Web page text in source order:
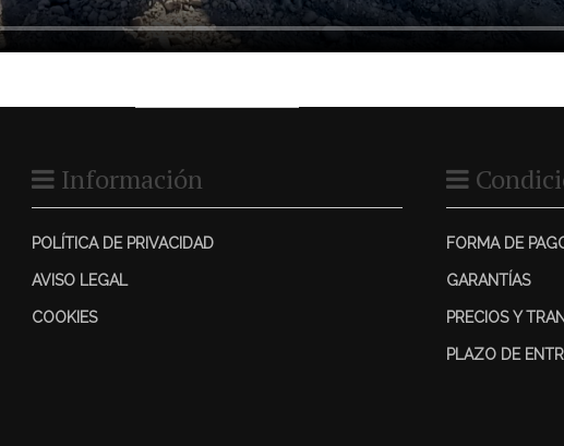
Información
POLÍTICA DE PRIVACIDAD
AVISO LEGAL
COOKIES
FORMA DE
GARANTÍAS
PRECIOS Y
PLAZO DE